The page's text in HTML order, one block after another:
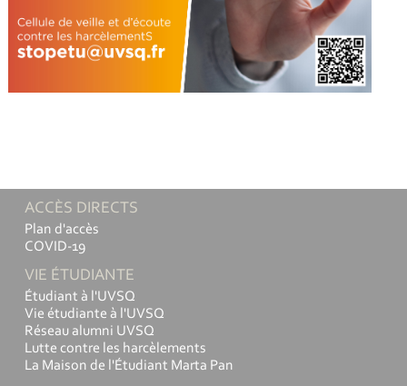
ACCÈS DIRECTS
Plan d'accès
COVID-19
VIE ÉTUDIANTE
Étudiant à l'UVSQ
Vie étudiante à l'UVSQ
Réseau alumni UVSQ
Lutte contre les harcèlements
La Maison de l'Étudiant Marta Pan